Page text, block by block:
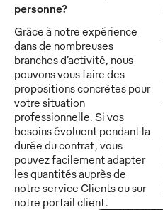
personne?
Grâce à notre expérience
dans de nombreuses
branches d’activité, nous
pouvons vous faire des
propositions concrètes pour
votre situation
professionnelle. Si vos
besoins évoluent pendant la
durée du contrat, vous
pouvez facilement adapter
les quantités auprès de
notre service Clients ou sur
notre portail client.